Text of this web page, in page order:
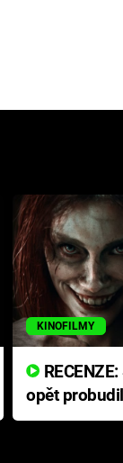
KINOFILMY
opět
přichází s